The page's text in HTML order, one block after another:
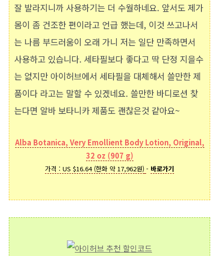
잘 발라지니까 사용하기는 더 수월하네요. 앞서도 제가
몸이 좀 건조한 편이라고 언급 했는데, 이것 쓰고나서
는 나름 부드러움이 오래 가니 저는 일단 만족하면서
사용하고 있습니다. 세타필보다 좋다고 딱 단정 지을수
는 없지만 아이허브에서 세타필을 대체해서 쓸만한 제
품이다 라고는 말할 수 있겠네요. 쓸만한 바디로션 찾
는다면 알바 보타니카 제품도 괜찮은것 같아요~
Alba Botanica, Very Emollient Body Lotion, Original,
32 oz (907 g)
가격 : US $16.64 (한화 약 17,962원) - 바로가기